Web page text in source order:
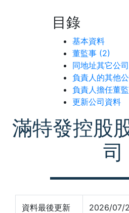
目錄
基本資料
董監事 (2)
同地址其它公
負責人的其他
負責人擔任董
更新公司資料
滿特發控股
司
資料最後更新
2026/07/